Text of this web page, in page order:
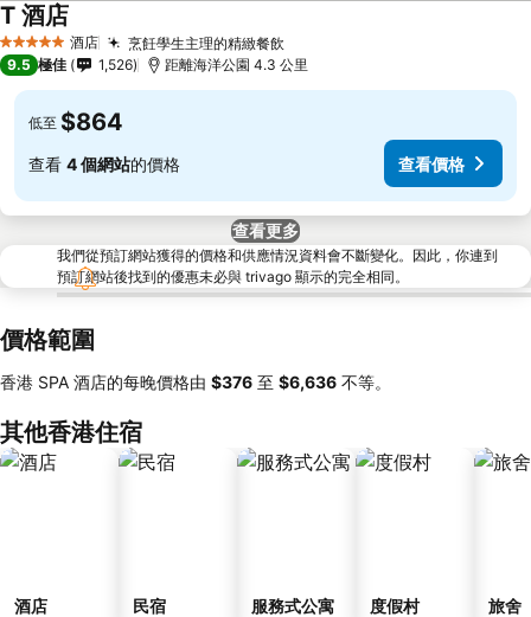
5 星級 酒店 烹飪學生主理的精緻餐飲查看價格
T 酒店
9.5 極佳 1,526 距離海洋公園 4.3 公里
低至 $864
查看 4 個網站的價格 查看價格
查看更多
我們從預訂網站獲得的價格和供應情況資料會不斷變化。因此，你連到
預訂網站後找到的優惠未必與 trivago 顯示的完全相同。
價格範圍
香港 SPA 酒店的每晚價格由 ‎$376 至 ‎$6,636 不等。
其他香港住宿
酒店 民宿 服務式公寓 度假村 旅舍